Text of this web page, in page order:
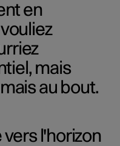
en
mais
au bout.
vers l'horizon